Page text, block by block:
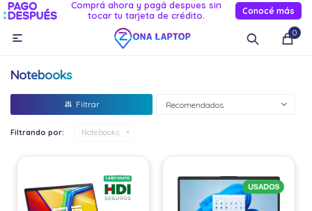
Comprá ahora y pagá despues sin
tocar tu tarjeta de crédito.
Conocé más
0

Notebooks
Recomendados
Filtrando por: Notebooks
MI CUENTA
Novedades
Informática
Relojes smart